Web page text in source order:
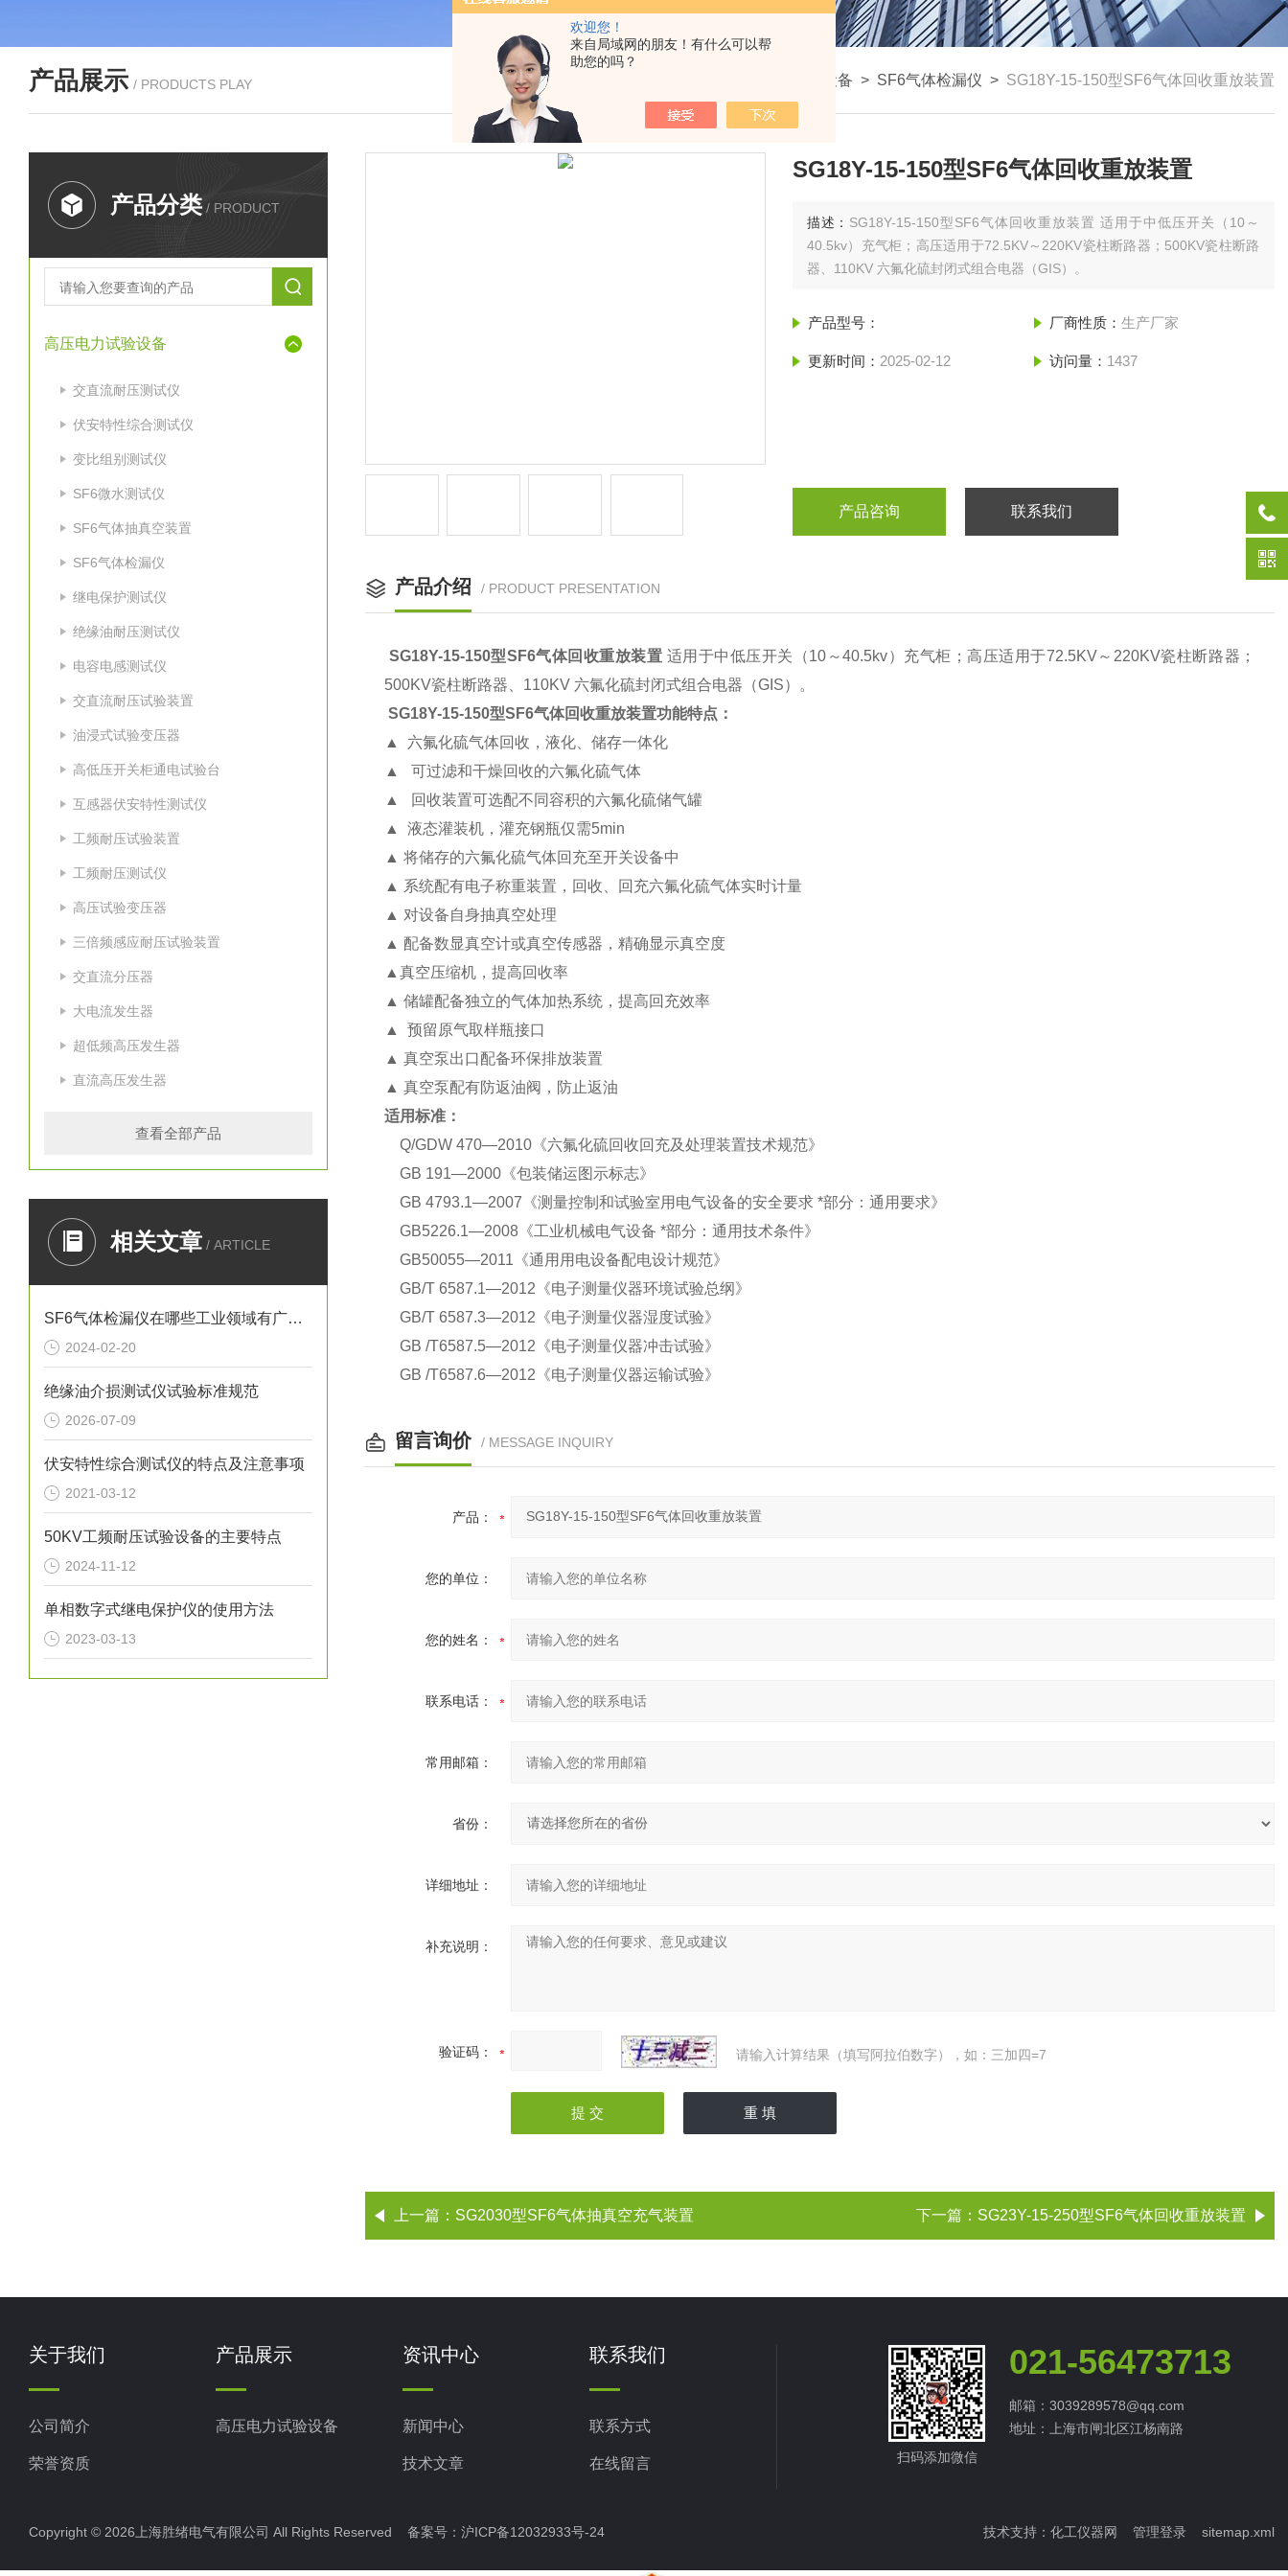
欢迎您！
来自局域网的朋友！有什么可以帮
助您的吗？
产品展示 / PRODUCTS PLAY 我的位置： 高压电力试验设备 > SF6气体检漏仪 > SG18Y-15-150型SF6气体回收重放装置
产品分类 / PRODUCT
高压电力试验设备
交直流耐压测试仪
伏安特性综合测试仪
变比组别测试仪
SF6微水测试仪
SF6气体抽真空装置
SF6气体检漏仪
继电保护测试仪
绝缘油耐压测试仪
电容电感测试仪
交直流耐压试验装置
油浸式试验变压器
高低压开关柜通电试验台
互感器伏安特性测试仪
工频耐压试验装置
工频耐压测试仪
高压试验变压器
三倍频感应耐压试验装置
交直流分压器
大电流发生器
超低频高压发生器
直流高压发生器
查看全部产品
相关文章 / ARTICLE
SF6气体检漏仪在哪些工业领域有广泛应用？
2024-02-20
绝缘油介损测试仪试验标准规范
2026-07-09
伏安特性综合测试仪的特点及注意事项
2021-03-12
50KV工频耐压试验设备的主要特点
2024-11-12
单相数字式继电保护仪的使用方法
2023-03-13
SG18Y-15-150型SF6气体回收重放装置
描述： SG18Y-15-150型SF6气体回收重放装置 适用于中低压开关（10～
40.5kv）充气柜；高压适用于72.5KV～220KV瓷柱断路器；500KV瓷柱断路
器、110KV 六氟化硫封闭式组合电器（GIS）。
产品型号： 厂商性质： 生产厂家
更新时间： 2025-02-12 访问量： 1437
产品咨询 联系我们
产品介绍 / PRODUCT PRESENTATION
SG18Y-15-150型SF6气体回收重放装置 适用于中低压开关（10～40.5kv）充气柜；高压适用于72.5KV～220KV瓷柱断路器；
500KV瓷柱断路器、110KV 六氟化硫封闭式组合电器（GIS）。
SG18Y-15-150型SF6气体回收重放装置功能特点：
▲ 六氟化硫气体回收，液化、储存一体化
▲ 可过滤和干燥回收的六氟化硫气体
▲ 回收装置可选配不同容积的六氟化硫储气罐
▲ 液态灌装机，灌充钢瓶仅需5min
▲ 将储存的六氟化硫气体回充至开关设备中
▲ 系统配有电子称重装置，回收、回充六氟化硫气体实时计量
▲ 对设备自身抽真空处理
▲ 配备数显真空计或真空传感器，精确显示真空度
▲真空压缩机，提高回收率
▲ 储罐配备独立的气体加热系统，提高回充效率
▲ 预留原气取样瓶接口
▲ 真空泵出口配备环保排放装置
▲ 真空泵配有防返油阀，防止返油
适用标准：
Q/GDW 470—2010《六氟化硫回收回充及处理装置技术规范》
GB 191—2000《包装储运图示标志》
GB 4793.1—2007《测量控制和试验室用电气设备的安全要求 *部分：通用要求》
GB5226.1—2008《工业机械电气设备 *部分：通用技术条件》
GB50055—2011《通用用电设备配电设计规范》
GB/T 6587.1—2012《电子测量仪器环境试验总纲》
GB/T 6587.3—2012《电子测量仪器湿度试验》
GB /T6587.5—2012《电子测量仪器冲击试验》
GB /T6587.6—2012《电子测量仪器运输试验》
留言询价 / MESSAGE INQUIRY
产品：
您的单位：
您的姓名：
联系电话：
常用邮箱：
省份：
详细地址：
补充说明：
验证码： 请输入计算结果（填写阿拉伯数字），如：三加四=7
上一篇： SG2030型SF6气体抽真空充气装置 下一篇： SG23Y-15-250型SF6气体回收重放装置
关于我们
公司简介
荣誉资质
产品展示
高压电力试验设备
资讯中心
新闻中心
技术文章
联系我们
联系方式
在线留言 扫码添加微信
021-56473713
邮箱：3039289578@qq.com
地址：上海市闸北区江杨南路
Copyright © 2026上海胜绪电气有限公司 All Rights Reserved 备案号： 沪ICP备12032933号-24 技术支持： 化工仪器网 管理登录 sitemap.xml